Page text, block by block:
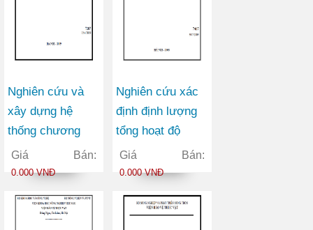
Nghiên cứu và
xây dựng hệ
thống chương
trình tiếp dân
điện tử phục vụ
quan đến công
Giá Bán:
0.000 VNĐ
Nghiên cứu xác
định định lượng
tổng hoạt độ
anpha trong môi
trường không
phục vụ điều tra
Giá Bán:
0.000 VNĐ